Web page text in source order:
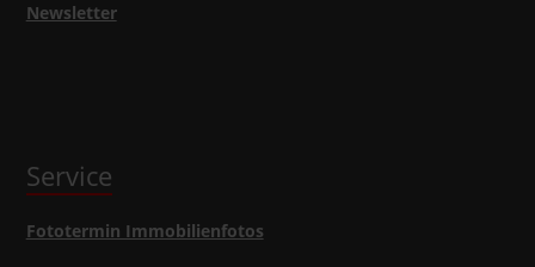
Newsletter
Service
Fototermin Immobilienfotos